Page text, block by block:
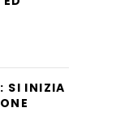
SI INIZIA